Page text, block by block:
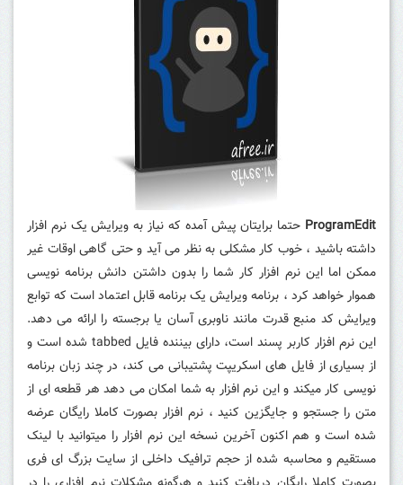
ProgramEdit حتما برایتان پیش آمده که نیاز به ویرایش یک نرم افزار
داشته باشید ، خوب کار مشکلی به نظر می آید و حتی گاهی اوقات غیر
ممکن اما این نرم افزار کار شما را بدون داشتن دانش برنامه نویسی
هموار خواهد کرد ، برنامه ویرایش یک برنامه قابل اعتماد است که توابع
ویرایش کد منبع قدرت مانند ناوبری آسان یا برجسته را ارائه می دهد.
این نرم افزار کاربر پسند است، دارای بیننده فایل tabbed شده است و
از بسیاری از فایل های اسکریپت پشتیبانی می کند، در چند زبان برنامه
نویسی کار میکند واین نرم افزار به شما امکان می دهد هر قطعه ای از
متن را جستجو و جایگزین کنید ، نرم افزار بصورت کاملا رایگان عرضه
شده است و هم اکنون آخرین نسخه این نرم افزار را میتوانید با لینک
مستقیم و محاسبه شده از حجم ترافیک داخلی از سایت بزرگ ای فری